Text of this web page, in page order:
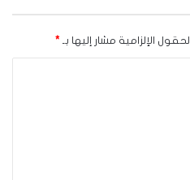
الحقول الإلزامية مشار إليها بـ *